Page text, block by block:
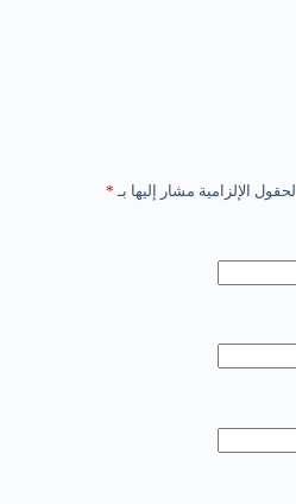
الحقول الإلزامية مشار إليها بـ *